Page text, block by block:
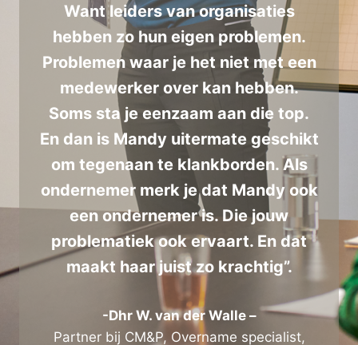
Want leiders van organisaties
hebben zo hun eigen problemen.
Problemen waar je het niet met een
medewerker over kan hebben.
Soms sta je eenzaam aan die top.
En dan is Mandy uitermate geschikt
om tegenaan te klankborden. Als
ondernemer merk je dat Mandy ook
een ondernemer is. Die jouw
problematiek ook ervaart. En dat
maakt haar juist zo krachtig”.
-Dhr W. van der Walle –
Partner bij CM&P, Overname specialist,